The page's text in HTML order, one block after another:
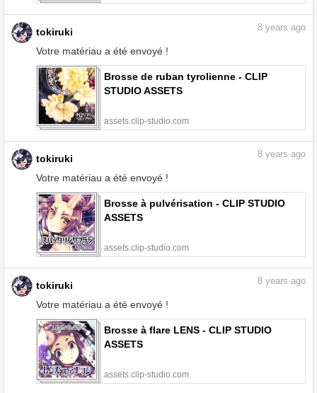
tokiruki
Votre matériau a été envoyé !
8 years ago
Brosse de ruban tyrolienne - CLIP
STUDIO ASSETS
assets.clip-studio.com
tokiruki
Votre matériau a été envoyé !
8 years ago
Brosse à pulvérisation - CLIP STUDIO
ASSETS
assets.clip-studio.com
tokiruki
Votre matériau a été envoyé !
8 years ago
Brosse à flare LENS - CLIP STUDIO
ASSETS
assets.clip-studio.com